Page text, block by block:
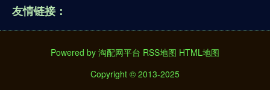
友情链接：
Powered by 淘配网平台 RSS地图 HTML地图
Copyright © 2013-2025